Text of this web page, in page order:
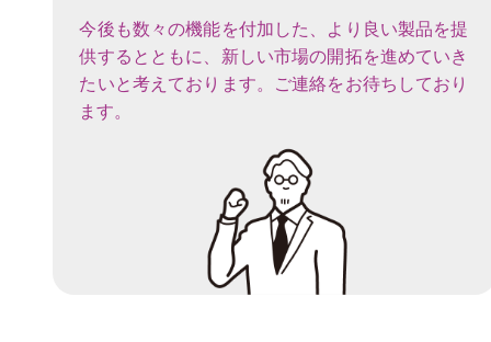
今後も数々の機能を付加した、より良い製品を提
供するとともに、新しい市場の開拓を進めていき
たいと考えております。ご連絡をお待ちしており
ます。